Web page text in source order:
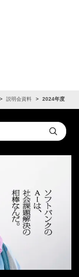
説明会資料 2024年度
Submit